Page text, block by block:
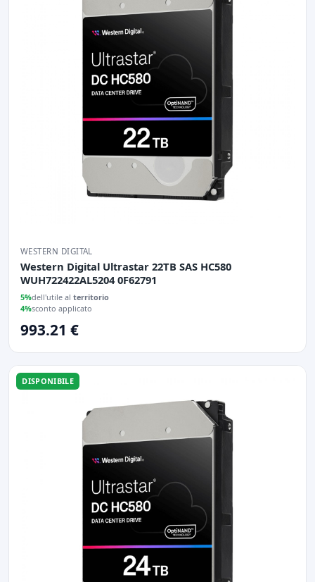
WESTERN DIGITAL
Western Digital Ultrastar 22TB SAS HC580
WUH722422AL5204 0F62791
5%dell'utile al territorio
4%sconto applicato
993.21 €
DISPONIBILE